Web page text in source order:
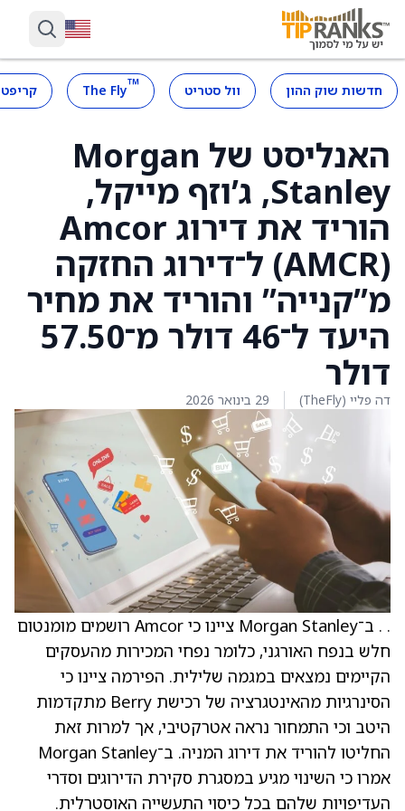
חדשות שוק ההון וול סטריט ™
The Fly
האנליסט של Morgan
Stanley, ג’וזף מייקל,
הוריד את דירוג Amcor
(AMCR) ל־דירוג החזקה
מ”קנייה” והוריד את מחיר
היעד ל־46 דולר מ־57.50
דולר
דה פליי (TheFly) 29 בינואר 2026
. . ב־Morgan Stanley ציינו כי Amcor רושמים מומנטום
חלש בנפח האורגני, כלומר נפחי המכירות מהעסקים
הקיימים נמצאים במגמה שלילית. הפירמה ציינו כי
הסינרגיות מהאינטגרציה של רכישת Berry מתקדמות
היטב וכי התמחור נראה אטרקטיבי, אך למרות זאת
החליטו להוריד את דירוג המניה. ב־Morgan Stanley
אמרו כי השינוי מגיע במסגרת סקירת הדירוגים וסדרי
העדיפויות שלהם בכל כיסוי התעשייה האוסטרלית.